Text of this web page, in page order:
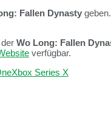
Fallen Dynasty
Wo Long: Fallen
verfügbar.
Xbox Series X